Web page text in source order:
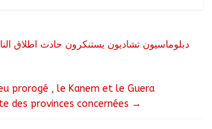
prorogé , le Kanem et le Guera
des provinces concernées →